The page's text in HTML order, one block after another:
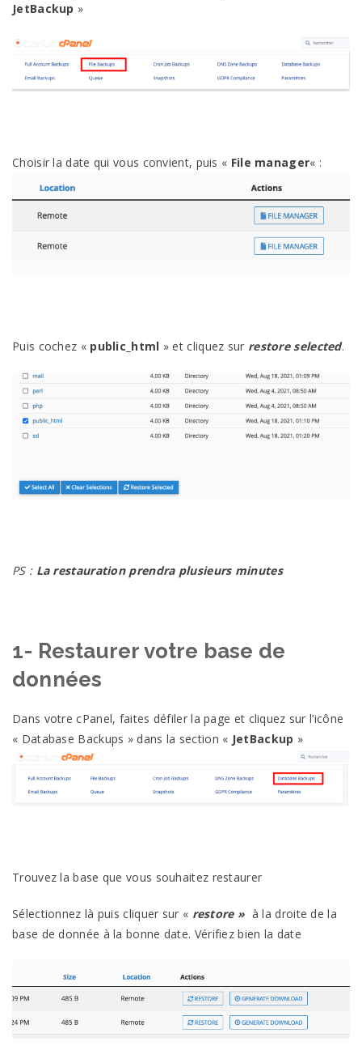
JetBackup »
Choisir la date qui vous convient, puis « File manager« :
Puis cochez « public_html » et cliquez sur restore selected.
PS : La restauration prendra plusieurs minutes
1- Restaurer votre base de
données
Dans votre cPanel, faites défiler la page et cliquez sur l’icône
« Database Backups » dans la section « JetBackup »
Trouvez la base que vous souhaitez restaurer
Sélectionnez là puis cliquer sur « restore » à la droite de la
base de donnée à la bonne date. Vérifiez bien la date